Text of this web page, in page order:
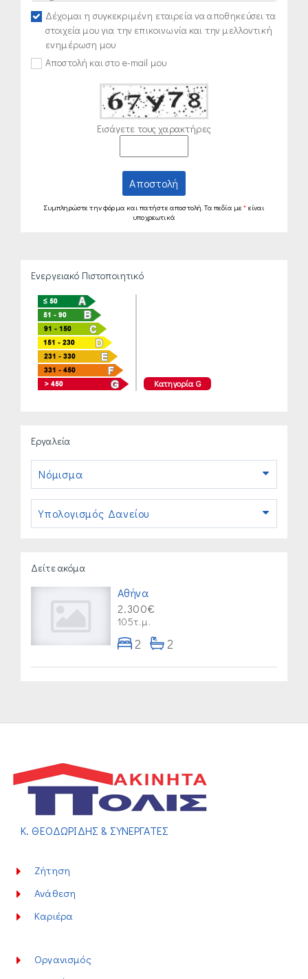
Δέχομαι η συγκεκριμένη εταιρεία να αποθηκεύσει τα
στοιχεία μου για την επικοινωνία και την μελλοντική
ενημέρωση μου
Αποστολή και στο e-mail μου
Εισάγετε τους χαρακτήρες
Αποστολή
Συμπληρώστε την φόρμα και πατήστε αποστολή. Τα πεδία με* είναι
υποχρεωτικά
Ενεργειακό Πιστοποιητικό
Κατηγορία G
Εργαλεία
Νόμισμα
Υπολογισμός Δανείου
Δείτε ακόμα
Αθήνα
2.300€
105τ.μ.
2 2
Κ. ΘΕΟΔΩΡΙΔΗΣ & ΣΥΝΕΡΓΑΤΕΣ
Ζήτηση
Ανάθεση
Καριέρα
Οργανισμός